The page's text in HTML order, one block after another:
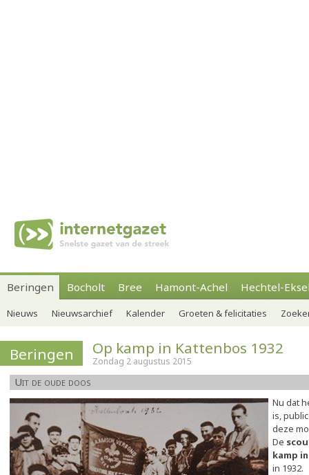
Beringen Bocholt Bree Hamont-Achel Hechtel-
Nieuws Nieuwsarchief Kalender Groeten & felicitaties
Beringen Op kamp in Kattenbos 1932
Zondag 2 augustus 2015
Uit de oude doos
Nu dat
is,
deze
De
kamp
in 1932.